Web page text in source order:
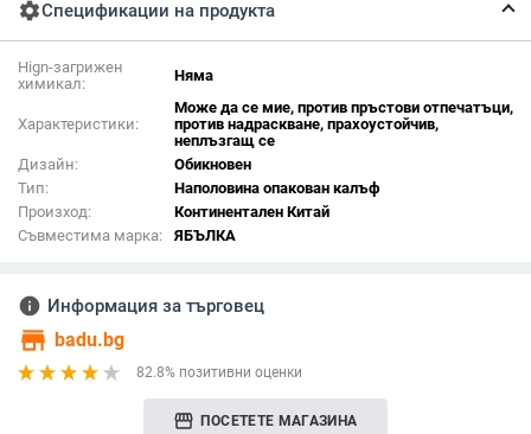
settingsСпецификации на продукта
Hign-загрижен
химикал:
Няма
Характеристики:
Може да се мие, против пръстови отпечатъци,
против надраскване, прахоустойчив,
неплъзгащ се
Дизайн:
Обикновен
Тип:
Наполовина опакован калъф
Произход:
Континентален Китай
Съвместима марка:
ЯБЪЛКА
info Информация за търговец
store badu.bg
82.8% позитивни оценки
storefront ПОСЕТЕТЕ МАГАЗИНА